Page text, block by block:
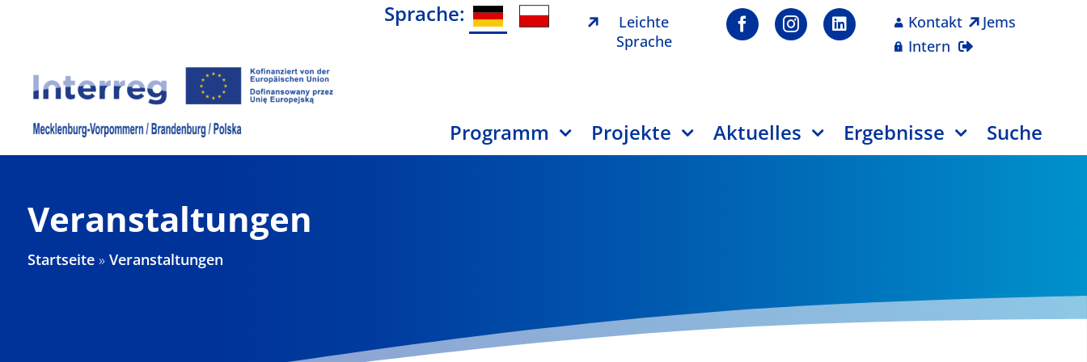
Sprache:
Leichte
Sprache
Kontakt
Jems
Intern
Programm Projekte Aktuelles Ergebnisse Suche
Veranstaltungen
Startseite »Veranstaltungen